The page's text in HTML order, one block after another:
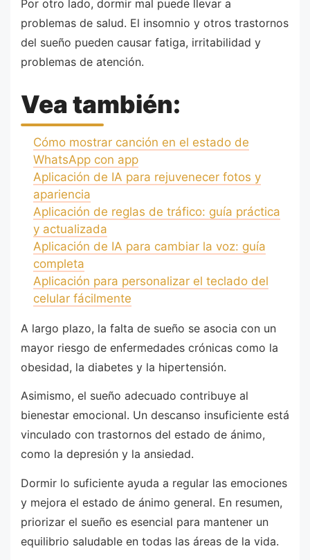
Por otro lado, dormir mal puede llevar a
problemas de salud. El insomnio y otros trastornos
del sueño pueden causar fatiga, irritabilidad y
problemas de atención.
Vea también:
Cómo mostrar canción en el estado de
WhatsApp con app
Aplicación de IA para rejuvenecer fotos y
apariencia
Aplicación de reglas de tráfico: guía práctica
y actualizada
Aplicación de IA para cambiar la voz: guía
completa
Aplicación para personalizar el teclado del
celular fácilmente
A largo plazo, la falta de sueño se asocia con un
mayor riesgo de enfermedades crónicas como la
obesidad, la diabetes y la hipertensión.
Asimismo, el sueño adecuado contribuye al
bienestar emocional. Un descanso insuficiente está
vinculado con trastornos del estado de ánimo,
como la depresión y la ansiedad.
Dormir lo suficiente ayuda a regular las emociones
y mejora el estado de ánimo general. En resumen,
priorizar el sueño es esencial para mantener un
equilibrio saludable en todas las áreas de la vida.